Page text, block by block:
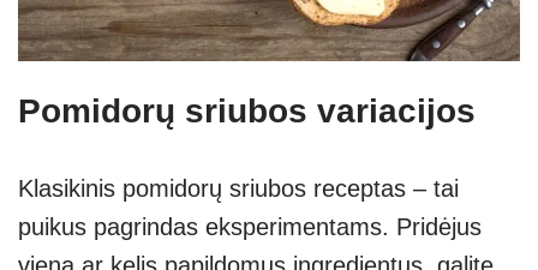
Pomidorų sriubos variacijos
Klasikinis pomidorų sriubos receptas – tai
puikus pagrindas eksperimentams. Pridėjus